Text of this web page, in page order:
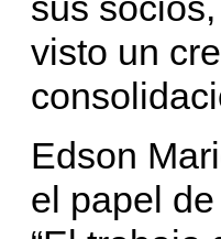
visto un
Edson
el papel